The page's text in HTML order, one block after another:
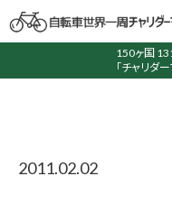
150ヶ国
「チャリダ
2011.02.02